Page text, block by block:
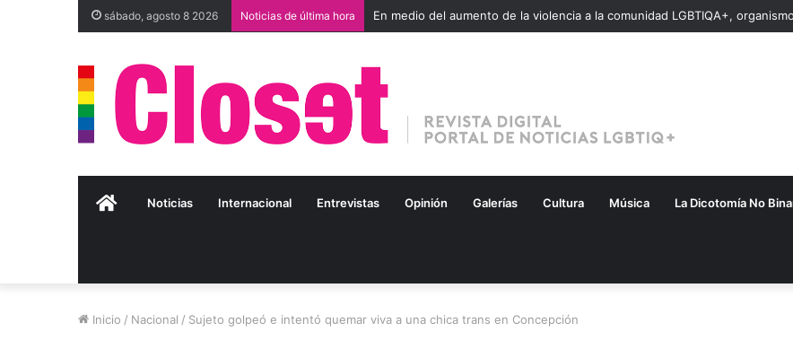
sábado, agosto 8 2026 Noticias de última hora
Inicio Noticias Internacional Entrevistas Opinión Galerías Cultura Música La Dicotomía No
Inicio / Nacional / Sujeto golpeó e intentó quemar viva a una chica trans en Concepción